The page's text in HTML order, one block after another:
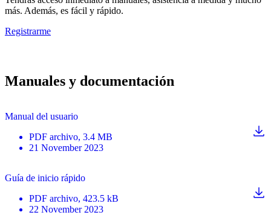
más. Además, es fácil y rápido.
Registrarme
Manuales y documentación
Manual del usuario
PDF archivo, 3.4 MB
21 November 2023
Guía de inicio rápido
PDF archivo, 423.5 kB
22 November 2023